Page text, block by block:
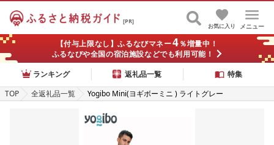
[PR]
メニュー
お気に入り
【付与上限なし】ふるなびマネー4％増量中！
ふるなびや全国の宿泊施設などでも利用可能！
ランキング
返礼品一覧
特集
TOP
全返礼品一覧 Yogibo Mini(ヨギボーミニ ) ライトグレー